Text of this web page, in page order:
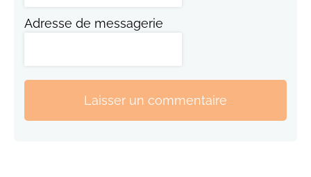
Adresse de messagerie
Laisser un commentaire